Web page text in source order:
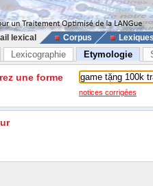
lexical Corpus
Lexicographie Etymologie
une forme
notices corrigées